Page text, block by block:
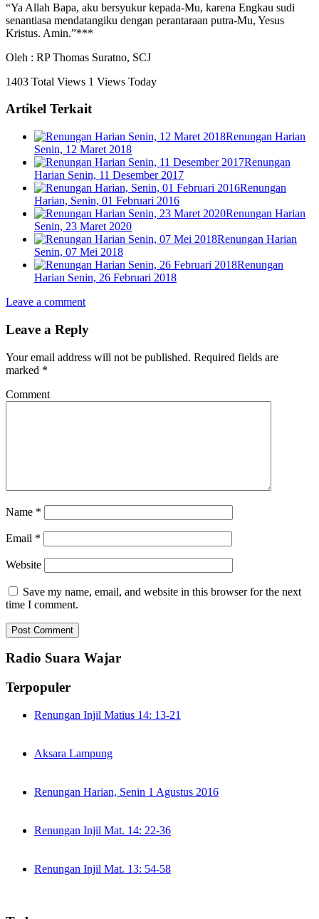
“Ya Allah Bapa, aku bersyukur kepada-Mu, karena Engkau sudi
senantiasa mendatangiku dengan perantaraan putra-Mu, Yesus
Kristus. Amin.”***
Oleh : RP Thomas Suratno, SCJ
1403 Total Views 1 Views Today
Artikel Terkait
Renungan Harian
Senin, 12 Maret 2018
Renungan
Harian Senin, 11 Desember 2017
Renungan
Harian, Senin, 01 Februari 2016
Renungan Harian
Senin, 23 Maret 2020
Renungan Harian
Senin, 07 Mei 2018
Renungan
Harian Senin, 26 Februari 2018
Leave a comment
Leave a Reply
Your email address will not be published. Required fields are
marked *
Comment
Name *
Email *
Website
Save my name, email, and website in this browser for the next
time I comment.
Radio Suara Wajar
Terpopuler
Renungan Injil Matius 14: 13-21
Aksara Lampung
Renungan Harian, Senin 1 Agustus 2016
Renungan Injil Mat. 14: 22-36
Renungan Injil Mat. 13: 54-58